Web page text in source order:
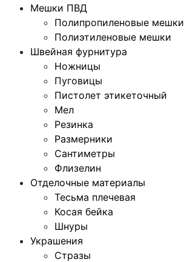
Мешки ПВД
Полипропиленовые мешки
Полиэтиленовые мешки
Швейная фурнитура
Ножницы
Пуговицы
Пистолет этикеточный
Мел
Резинка
Размерники
Сантиметры
Флизелин
Отделочные материалы
Тесьма плечевая
Косая бейка
Шнуры
Украшения
Стразы